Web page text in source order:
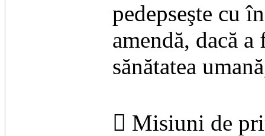
pedepseşte cu
amendă, dacă
sănătatea
 Misiuni de